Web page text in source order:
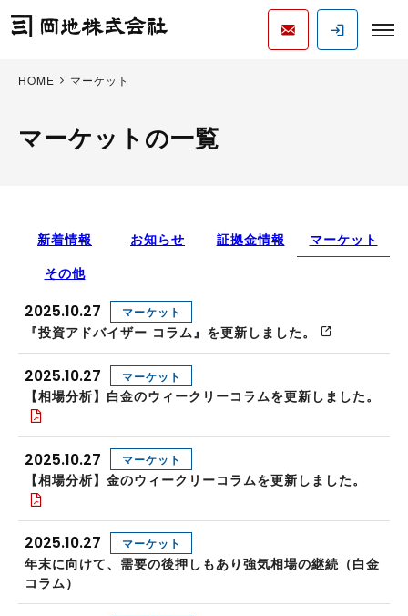
HOME マーケット
マーケットの一覧
新着情報 お知らせ 証拠金情報
マーケット
その他
2025.10.27 マーケット
『投資アドバイザー コラム』を更新しました。
2025.10.27 マーケット
【相場分析】白金のウィークリーコラムを更新しました。
2025.10.27 マーケット
【相場分析】金のウィークリーコラムを更新しました。
2025.10.27 マーケット
年末に向けて、需要の後押しもあり強気相場の継続（白金
コラム）